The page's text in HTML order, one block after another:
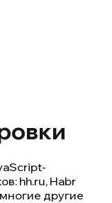
hh.ru, Habr
другие